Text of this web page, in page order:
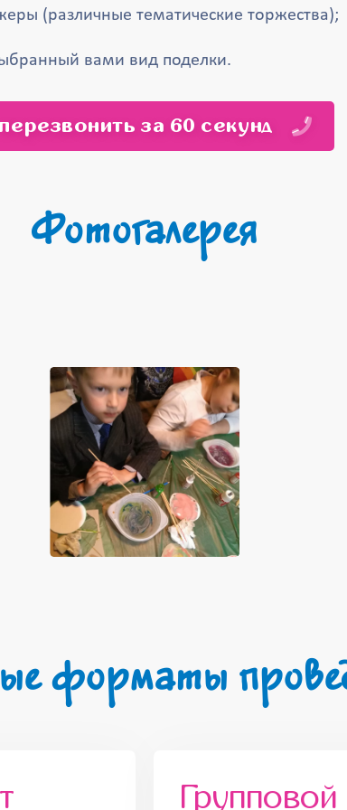
(различные тематические торжества);
вами вид поделки.
перезвонить за 60 секунд
Фотогалерея
форматы
Групповой